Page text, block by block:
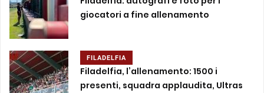
giocatori a fine allenamento
FILADELFIA
Filadelfia, l’allenamento: 1500 i
presenti, squadra applaudita, Ultras